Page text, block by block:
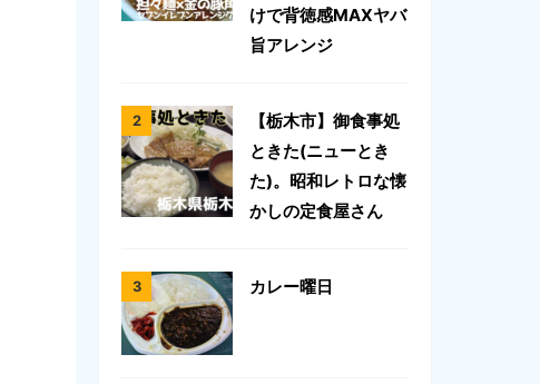
けで背徳感MAXヤバ
旨アレンジ
【栃木市】御食事処
ときた(ニューとき
た)。昭和レトロな懐
かしの定食屋さん
カレー曜日